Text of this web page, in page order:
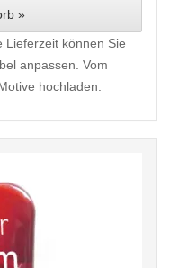
»
Lieferzeit können Sie
anpassen. Vom
hochladen.